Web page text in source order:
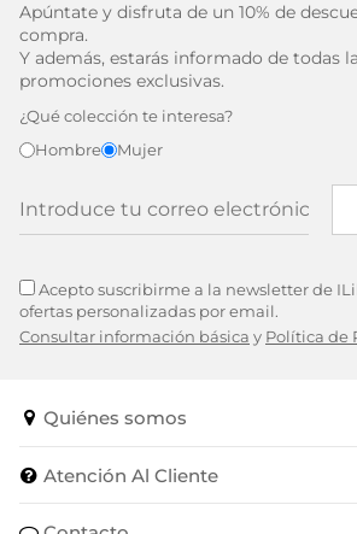
Apúntate y disfruta de un 10% de
compra.
Y además, estarás informado de todas
promociones exclusivas.
¿Qué colección te interesa?
Hombre
Mujer
Acepto suscribirme a la newsletter de
ofertas personalizadas por email.
Consultar información básica y Política de
Quiénes somos
Atención Al Cliente